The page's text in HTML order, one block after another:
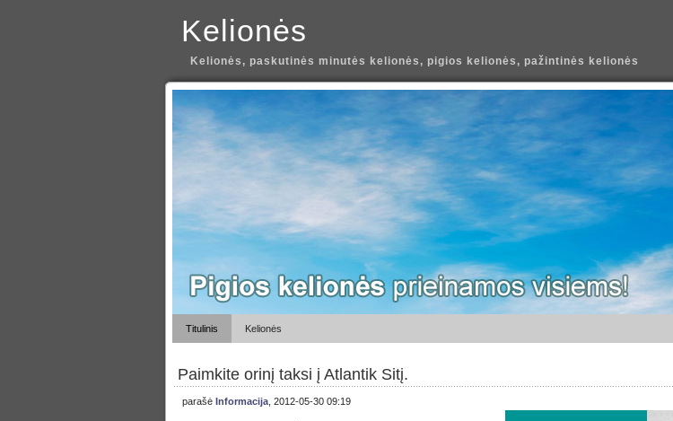
Kelionės
Kelionės, paskutinės minutės kelionės, pigios kelionės, pažintinės kelionės
Titulinis Kelionės
Paimkite orinį taksi į Atlantik Sitį.
parašė Informacija , 2012-05-30 09:19